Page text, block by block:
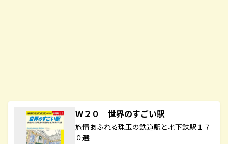
Ｗ２０ 世界のすごい駅
旅情あふれる珠玉の鉄道駅と地下鉄駅１７
０選